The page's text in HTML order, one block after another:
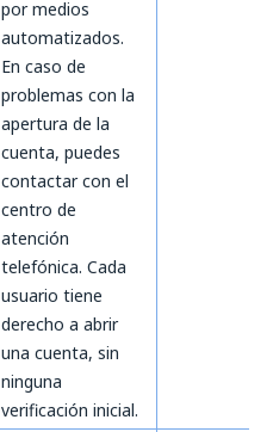
por medios
automatizados.
En caso de
problemas con la
apertura de la
cuenta, puedes
contactar con el
centro de
atención
telefónica. Cada
usuario tiene
derecho a abrir
una cuenta, sin
ninguna
verificación inicial.